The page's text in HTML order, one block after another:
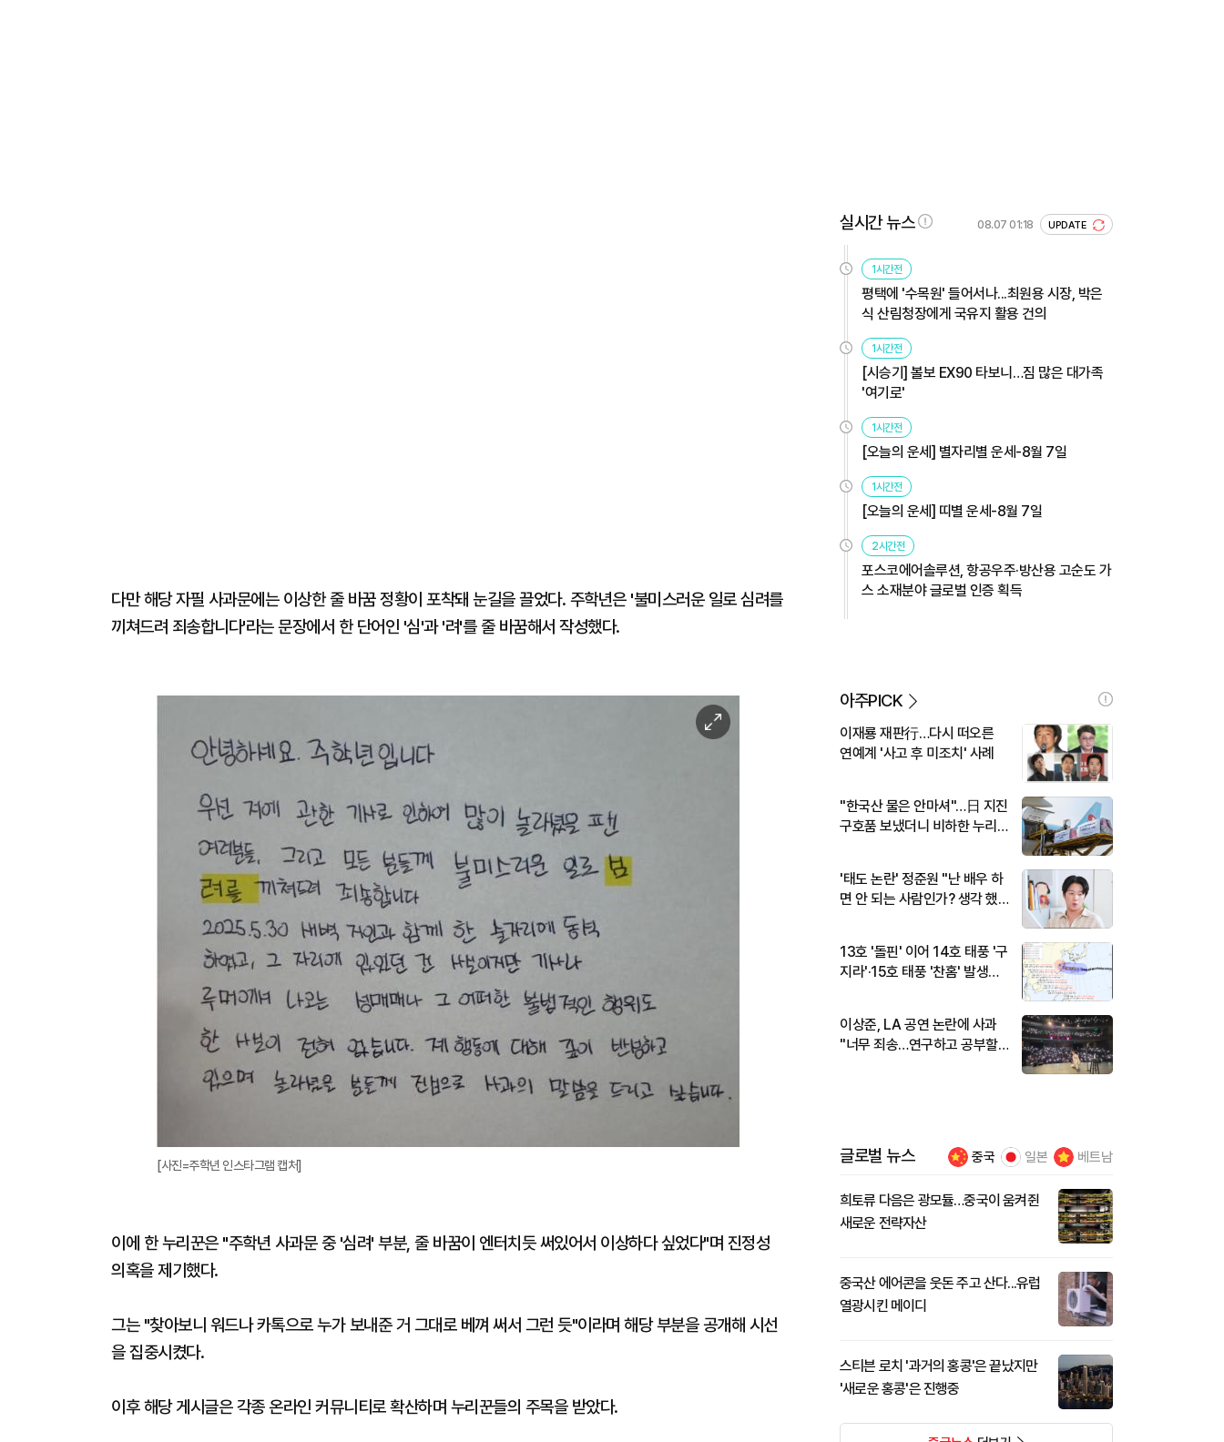
다만 해당 자필 사과문에는 이상한 줄 바꿈 정황이 포착돼 눈길을 끌었다. 주학년은 '불미스러운 일로 심려를
끼쳐드려 죄송합니다'라는 문장에서 한 단어인 '심'과 '려'를 줄 바꿈해서 작성했다.
이
미
[사진=주학년 인스타그램 캡처]
이에 한 누리꾼은 "주학년 사과문 중 '심려' 부분, 줄 바꿈이 엔터치듯 써있어서 이상하다 싶었다"며 진정성
의혹을 제기했다.
그는 "찾아보니 워드나 카톡으로 누가 보내준 거 그대로 베껴 써서 그런 듯"이라며 해당 부분을 공개해 시선
을 집중시켰다.
이후 해당 게시글은 각종 온라인 커뮤니티로 확산하며 누리꾼들의 주목을 받았다.
실시간 뉴스 08.07 01:18 UPDATE
1시간전
평택에 '수목원' 들어서나...최원용 시장, 박은
식 산림청장에게 국유지 활용 건의
1시간전
[시승기] 볼보 EX90 타보니…짐 많은 대가족
'여기로'
1시간전
[오늘의 운세] 별자리별 운세-8월 7일
1시간전
[오늘의 운세] 띠별 운세-8월 7일
2시간전
포스코에어솔루션, 항공우주·방산용 고순도 가
스 소재분야 글로벌 인증 획득
아주PICK
이재룡 재판行…다시 떠오른
연예계 '사고 후 미조치' 사례
"한국산 물은 안마셔"…日 지진
구호품 보냈더니 비하한 누리
'태도 논란' 정준원 "난 배우 하
면 안 되는 사람인가? 생각 했
13호 '돌핀' 이어 14호 태풍 '구
지라'·15호 태풍 '찬홈' 발생…
이상준, LA 공연 논란에 사과
"너무 죄송…연구하고 공부할
글로벌 뉴스 중국 일본 베트남
희토류 다음은 광모듈…중국이 움켜쥔
새로운 전략자산
중국산 에어콘을 웃돈 주고 산다...유럽
열광시킨 메이디
스티븐 로치 '과거의 홍콩'은 끝났지만
'새로운 홍콩'은 진행중